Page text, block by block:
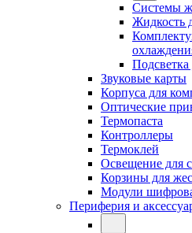
Системы
Жидкость
Звуковые карты
Корпуса для
Оптические
Термопаста
Контроллеры
Термоклей
Освещение для
Корзины для
Модули
Периферия и